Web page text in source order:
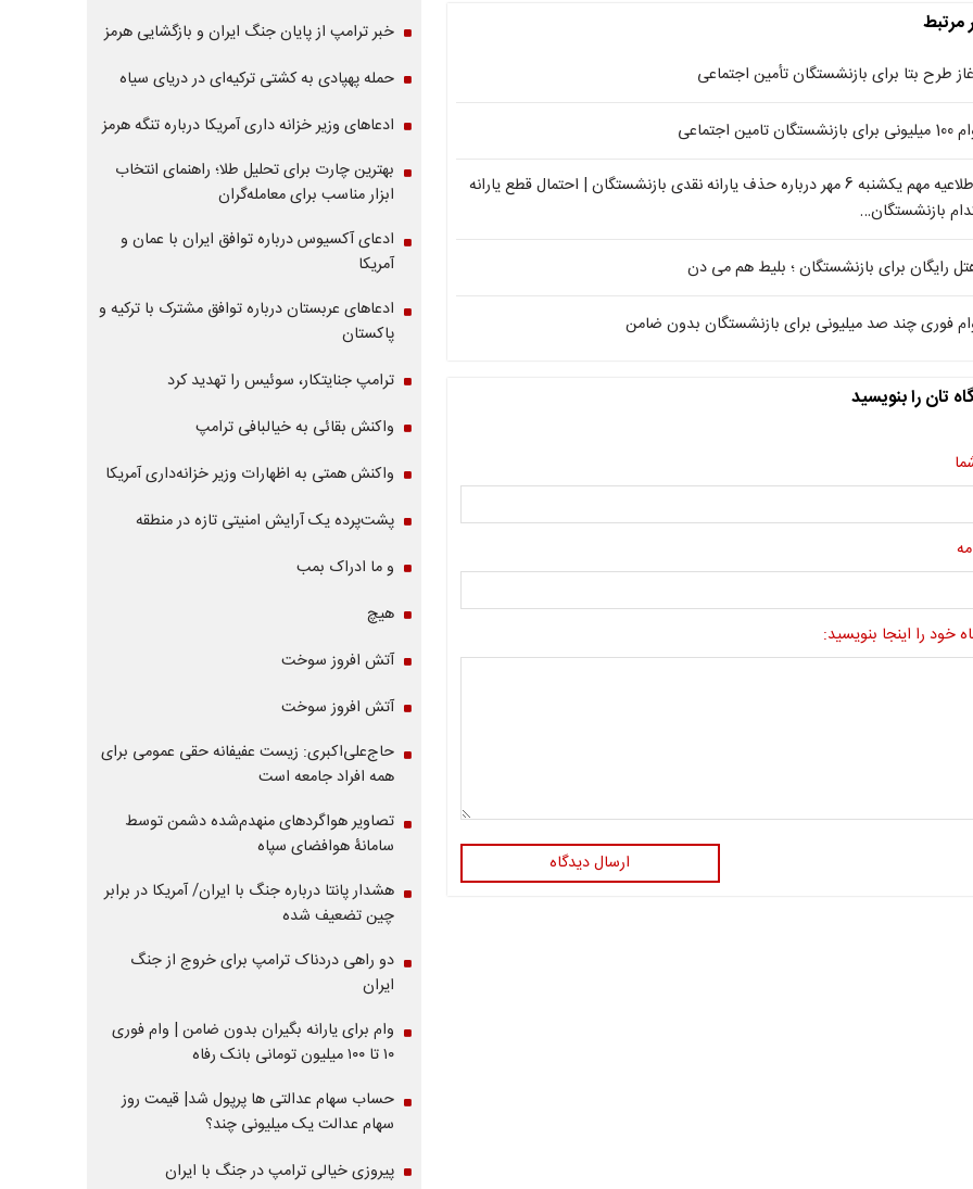
مرتبط
طرح بتا برای بازنشستگان تأمین اجتماعی
تامین اجتماعی
اطلاعیه مهم یکشنبه 6 مهر درباره حذف یارانه نقدی بازنشستگان | احتمال قطع یارانه
بازنشستگان…
رایگان برای بازنشستگان ؛ بلیط هم می دن
فوری چند صد میلیونی برای بازنشستگان بدون ضامن
تان را بنویسید
خود را اینجا بنویسید:
ارسال دیدگاه
خبر ترامپ از پایان جنگ ایران و بازگشایی هرمز
حمله پهپادی به کشتی ترکیه‌ای در دریای سیاه
ادعاهای وزیر خزانه داری آمریکا درباره تنگه هرمز
بهترین چارت برای تحلیل طلا؛ راهنمای انتخاب
ابزار مناسب برای معامله‌گران
ادعای آکسیوس درباره توافق ایران با عمان و
آمریکا
ادعاهای عربستان درباره توافق مشترک با ترکیه و
پاکستان
ترامپ جنایتکار، سوئیس را تهدید کرد
واکنش بقائی به خیالبافی ترامپ
واکنش همتی به اظهارات وزیر خزانه‌داری آمریکا
پشت‌پرده یک آرایش امنیتی تازه در منطقه
و ما ادراک بمب
هیچ
آتش افروز سوخت
آتش افروز سوخت
حاج‌علی‌اکبری: زیست عفیفانه حقی عمومی برای
همه افراد جامعه است
تصاویر هواگردهای منهدم‌شده دشمن توسط
سامانۀ هوافضای سپاه
هشدار پانتا درباره جنگ با ایران/ آمریکا در برابر
چین تضعیف شده
دو راهی دردناک ترامپ برای خروج از جنگ
ایران
وام برای یارانه بگیران بدون ضامن | وام فوری
۱۰ تا ۱۰۰ میلیون تومانی بانک رفاه
حساب سهام عدالتی ها پرپول شد| قیمت روز
سهام عدالت یک میلیونی چند؟
پیروزی خیالی ترامپ در جنگ با ایران